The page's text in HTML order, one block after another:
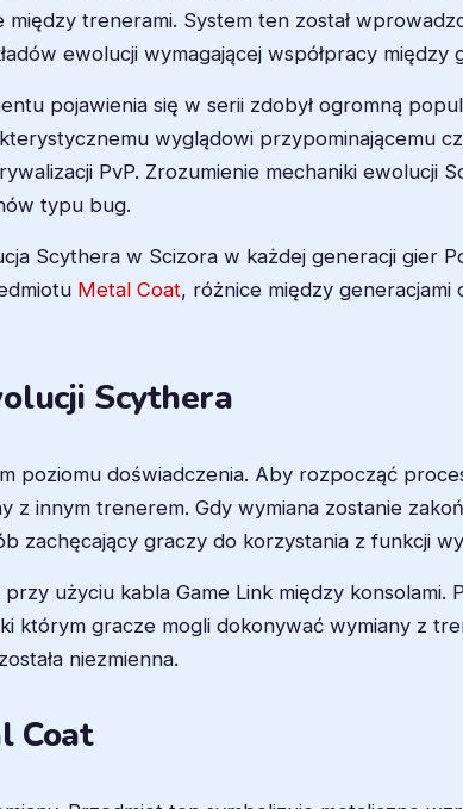
trenerami. System ten został
ewolucji wymagającej współpracy między
pojawienia się w serii zdobył ogromną
wyglądowi przypominającemu
PvP. Zrozumienie mechaniki ewolucji
typu bug.
Scythera w Scizora w każdej generacji gier
Metal Coat, różnice między
Scythera
poziomu doświadczenia. Aby rozpocząć
innym trenerem. Gdy wymiana zostanie
zachęcający graczy do korzystania z funkcji
użyciu kabla Game Link między konsolami.
gracze mogli dokonywać wymiany z
niezmienna.
Coat